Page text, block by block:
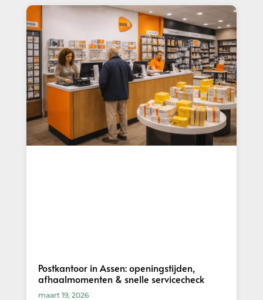
Postkantoor in Assen: openingstijden,
afhaalmomenten & snelle servicecheck
maart 19, 2026